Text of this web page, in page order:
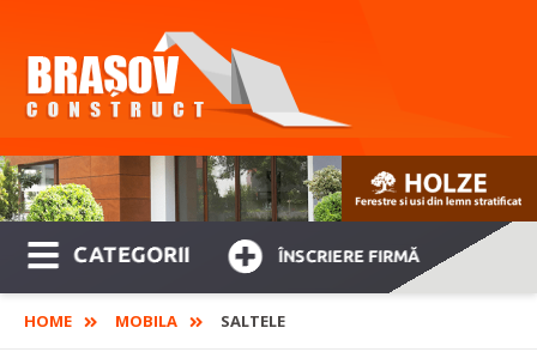
CATEGORII ÎNSCRIERE FIRMĂ
HOME MOBILA SALTELE